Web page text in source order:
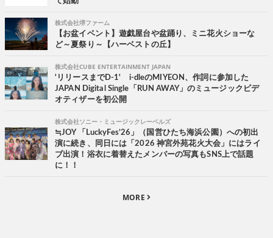
株式会社堺ファーム
【お盆イベント】遊戯屋台や盆踊り、ミニ花火ショーな
ど～夏祭り～【ハーベストの丘】
株式会社CUBE ENTERTAINMENT JAPAN
'リリースまでD-1' i-dleのMIYEON、作詞に参加した
JAPAN Digital Single「RUN AWAY」のミュージックビデ
オティザーを初公開
株式会社ソニー・ミュージックレーベルズ
≒JOY 「LuckyFes’26」（国営ひたち海浜公園）への初出
演に続き、同日には「2026 神宮外苑花火大会」にはライ
ブ出演！浴衣に着替えたメンバーの写真もSNS上で話題
に！！
MORE